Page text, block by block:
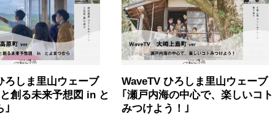
ろしま里山ウェーブ
創る未来予想図 in と
｣
WaveTV ひろしま里山ウェーブ
｢瀬戸内海の中心で、楽しいコト
みつけよう！｣